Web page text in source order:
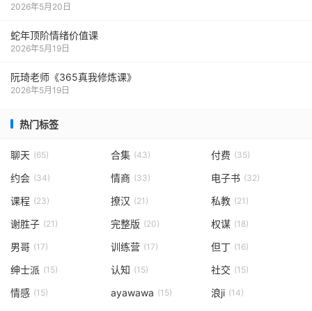
2026年5月20日
蛇年顶阶情绪价值课
2026年5月19日
阮琦老师《365真我修炼课》
2026年5月19日
热门标签
聊天 (65) 合集 (43) 付费 (35)
约会 (34) 情商 (33) 电子书 (32)
课程 (23) 撩汉 (21) 私教 (21)
谢胜子 (21) 完整版 (20) 权谋 (18)
男哥 (17) 训练营 (17) 但丁 (16)
绅士派 (15) 认知 (15) 社交 (15)
情感 (15) ayawawa (15) 浪ji (14)